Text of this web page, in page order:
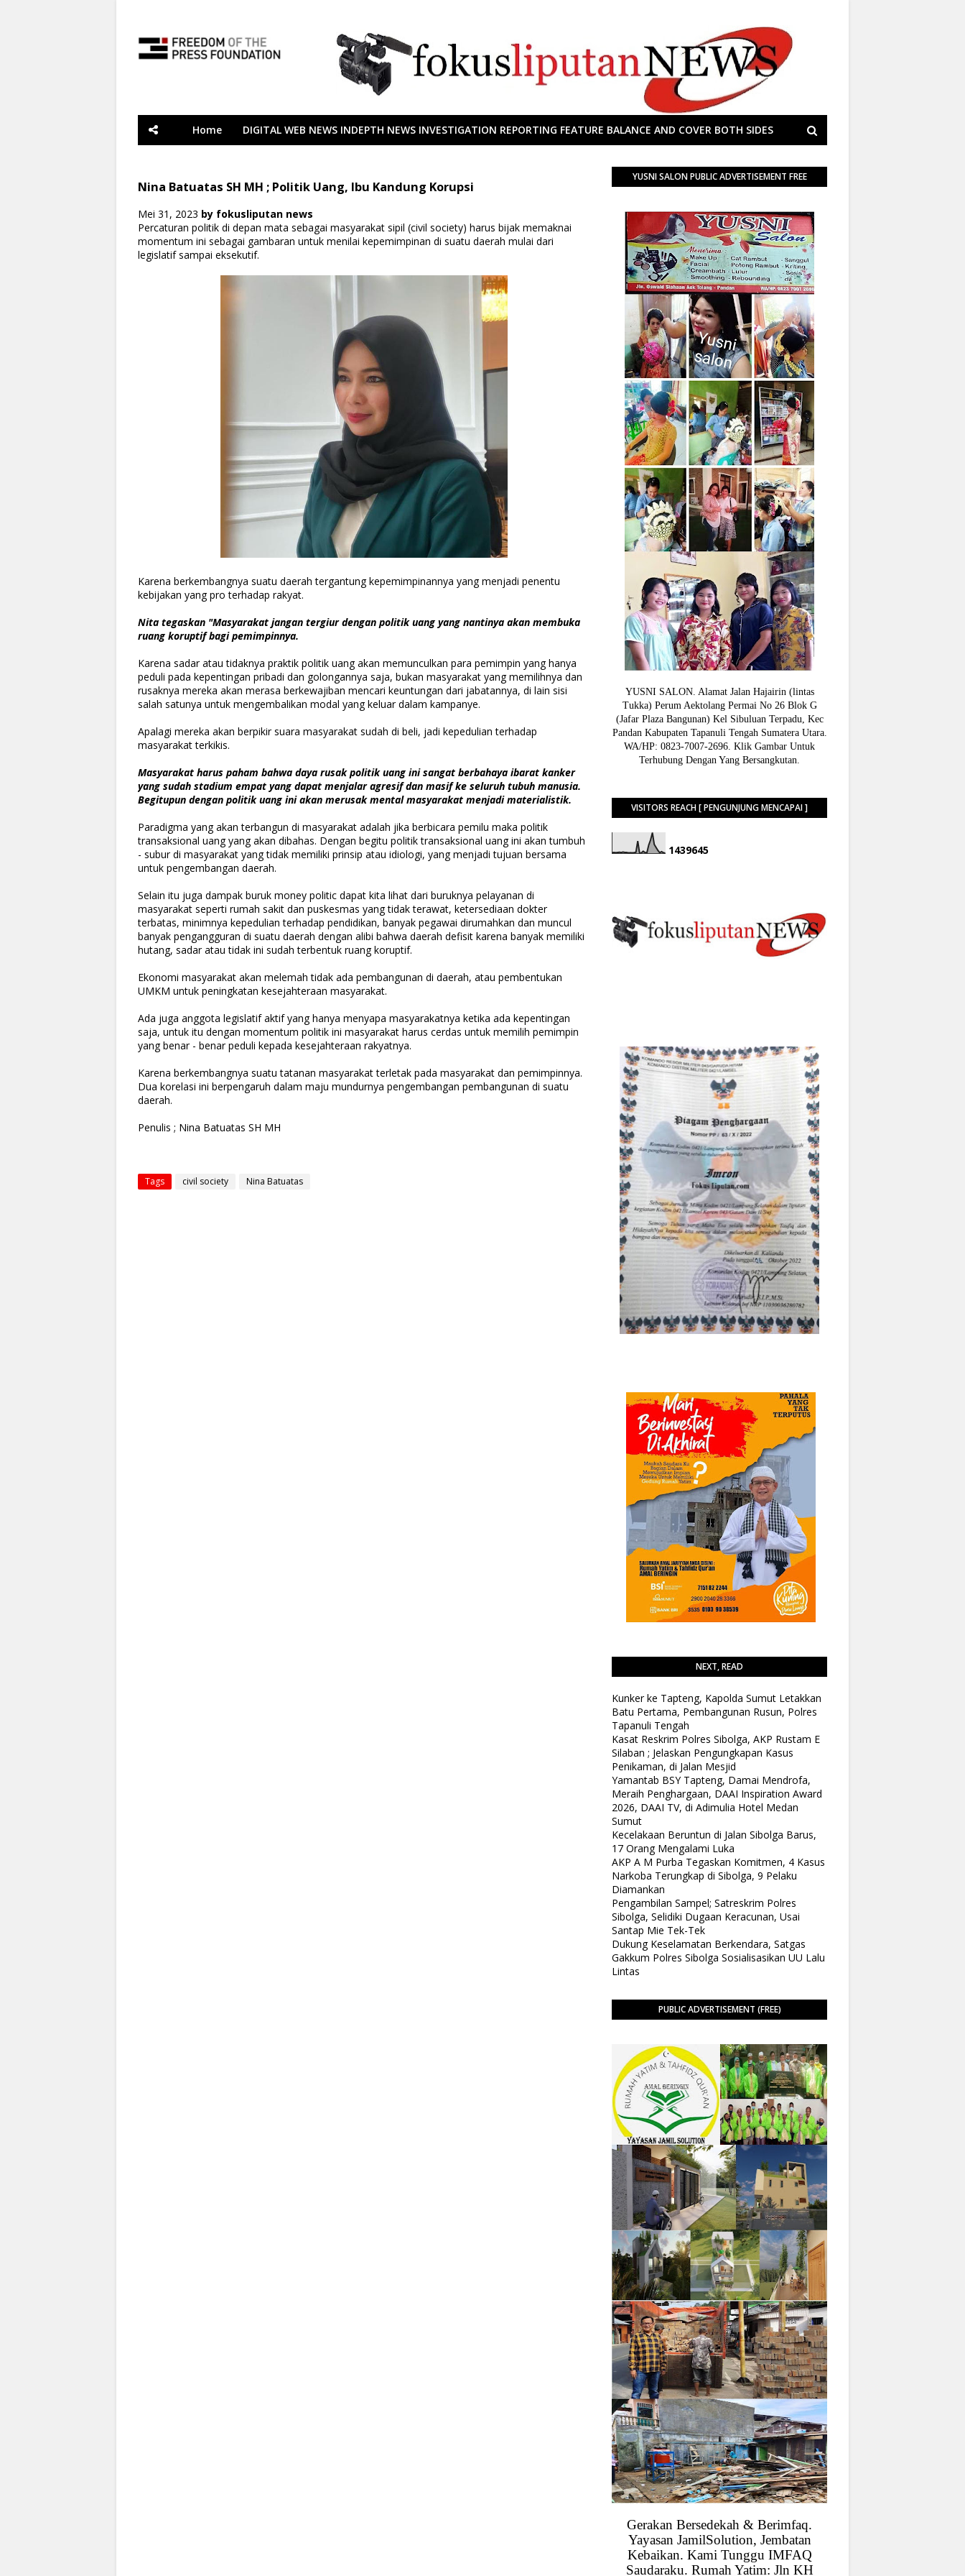
Home DIGITAL WEB NEWS INDEPTH NEWS INVESTIGATION REPORTING FEATURE BALANCE AND COVER BOTH SIDES
Nina Batuatas SH MH ; Politik Uang, Ibu Kandung Korupsi
Mei 31, 2023 by fokusliputan news
Percaturan politik di depan mata sebagai masyarakat sipil (civil society) harus bijak memaknai
momentum ini sebagai gambaran untuk menilai kepemimpinan di suatu daerah mulai dari
legislatif sampai eksekutif.
Karena berkembangnya suatu daerah tergantung kepemimpinannya yang menjadi penentu
kebijakan yang pro terhadap rakyat.
Nita tegaskan "Masyarakat jangan tergiur dengan politik uang yang nantinya akan membuka
ruang koruptif bagi pemimpinnya.
Karena sadar atau tidaknya praktik politik uang akan memunculkan para pemimpin yang hanya
peduli pada kepentingan pribadi dan golongannya saja, bukan masyarakat yang memilihnya dan
rusaknya mereka akan merasa berkewajiban mencari keuntungan dari jabatannya, di lain sisi
salah satunya untuk mengembalikan modal yang keluar dalam kampanye.
Apalagi mereka akan berpikir suara masyarakat sudah di beli, jadi kepedulian terhadap
masyarakat terkikis.
Masyarakat harus paham bahwa daya rusak politik uang ini sangat berbahaya ibarat kanker
yang sudah stadium empat yang dapat menjalar agresif dan masif ke seluruh tubuh manusia.
Begitupun dengan politik uang ini akan merusak mental masyarakat menjadi materialistik.
Paradigma yang akan terbangun di masyarakat adalah jika berbicara pemilu maka politik
transaksional uang yang akan dibahas. Dengan begitu politik transaksional uang ini akan tumbuh
- subur di masyarakat yang tidak memiliki prinsip atau idiologi, yang menjadi tujuan bersama
untuk pengembangan daerah.
Selain itu juga dampak buruk money politic dapat kita lihat dari buruknya pelayanan di
masyarakat seperti rumah sakit dan puskesmas yang tidak terawat, ketersediaan dokter
terbatas, minimnya kepedulian terhadap pendidikan, banyak pegawai dirumahkan dan muncul
banyak pengangguran di suatu daerah dengan alibi bahwa daerah defisit karena banyak memiliki
hutang, sadar atau tidak ini sudah terbentuk ruang koruptif.
Ekonomi masyarakat akan melemah tidak ada pembangunan di daerah, atau pembentukan
UMKM untuk peningkatan kesejahteraan masyarakat.
Ada juga anggota legislatif aktif yang hanya menyapa masyarakatnya ketika ada kepentingan
saja, untuk itu dengan momentum politik ini masyarakat harus cerdas untuk memilih pemimpin
yang benar - benar peduli kepada kesejahteraan rakyatnya.
Karena berkembangnya suatu tatanan masyarakat terletak pada masyarakat dan pemimpinnya.
Dua korelasi ini berpengaruh dalam maju mundurnya pengembangan pembangunan di suatu
daerah.
Penulis ; Nina Batuatas SH MH
Tags civil society Nina Batuatas
YUSNI SALON PUBLIC ADVERTISEMENT FREE
YUSNI SALON. Alamat Jalan Hajairin (lintas
Tukka) Perum Aektolang Permai No 26 Blok G
(Jafar Plaza Bangunan) Kel Sibuluan Terpadu, Kec
Pandan Kabupaten Tapanuli Tengah Sumatera Utara.
WA/HP: 0823-7007-2696. Klik Gambar Untuk
Terhubung Dengan Yang Bersangkutan.
VISITORS REACH [ PENGUNJUNG MENCAPAI ]
1439645
NEXT, READ
Kunker ke Tapteng, Kapolda Sumut Letakkan
Batu Pertama, Pembangunan Rusun, Polres
Tapanuli Tengah
Kasat Reskrim Polres Sibolga, AKP Rustam E
Silaban ; Jelaskan Pengungkapan Kasus
Penikaman, di Jalan Mesjid
Yamantab BSY Tapteng, Damai Mendrofa,
Meraih Penghargaan, DAAI Inspiration Award
2026, DAAI TV, di Adimulia Hotel Medan
Sumut
Kecelakaan Beruntun di Jalan Sibolga Barus,
17 Orang Mengalami Luka
AKP A M Purba Tegaskan Komitmen, 4 Kasus
Narkoba Terungkap di Sibolga, 9 Pelaku
Diamankan
Pengambilan Sampel; Satreskrim Polres
Sibolga, Selidiki Dugaan Keracunan, Usai
Santap Mie Tek-Tek
Dukung Keselamatan Berkendara, Satgas
Gakkum Polres Sibolga Sosialisasikan UU Lalu
Lintas
PUBLIC ADVERTISEMENT (FREE)
Gerakan Bersedekah & Berimfaq.
Yayasan JamilSolution, Jembatan
Kebaikan. Kami Tunggu IMFAQ
Saudaraku. Rumah Yatim: Jln KH